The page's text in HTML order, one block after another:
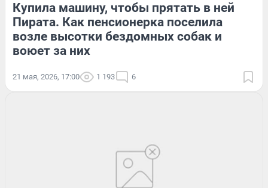
Купила машину, чтобы прятать в ней
Пирата. Как пенсионерка поселила
возле высотки бездомных собак и
воюет за них
21 мая, 2026, 17:00 1 193 6